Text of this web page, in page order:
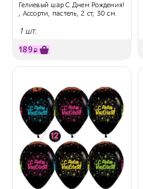
Гелиевый шар С Днем Рождения!
, Ассорти, пастель, 2 ст, 30 см.
1 шт.
189₽